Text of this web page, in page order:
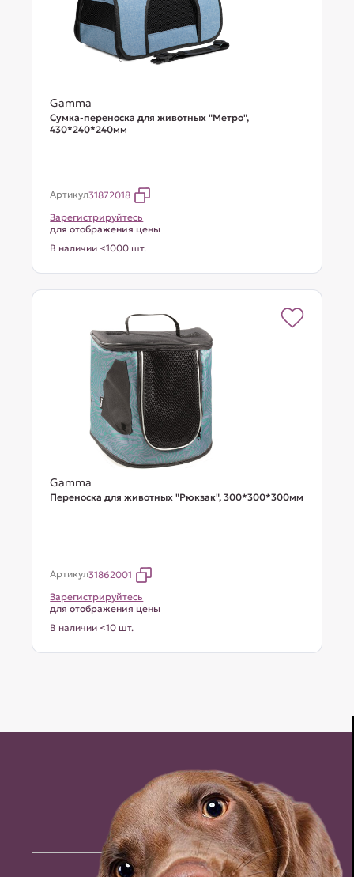
Gamma
Сумка-переноска для животных "Метро",
430*240*240мм
Артикул31872018
Зарегистрируйтесь
для отображения цены
В наличии <1000 шт.
Gamma
Переноска для животных "Рюкзак", 300*300*300мм
Артикул31862001
Зарегистрируйтесь
для отображения цены
В наличии <10 шт.